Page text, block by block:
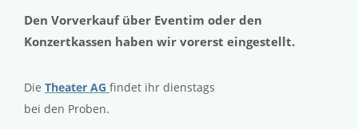
Den Vorverkauf über Eventim oder den
Konzertkassen haben wir vorerst eingestellt.
Die Theater AG findet ihr dienstags
bei den Proben.